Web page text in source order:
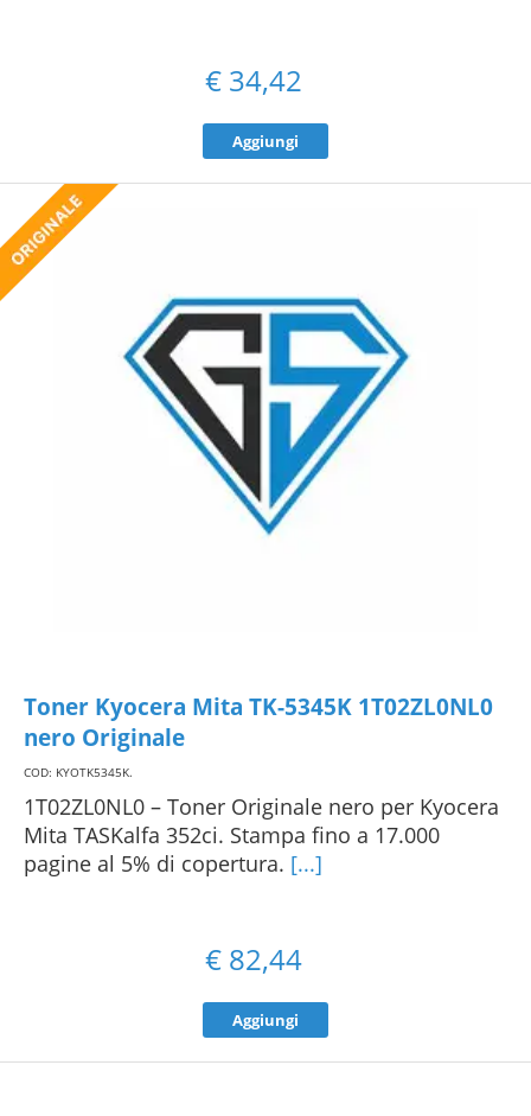
€ 34,42
Aggiungi
Toner Kyocera Mita TK-5345K 1T02ZL0NL0
nero Originale
COD: KYOTK5345K.
1T02ZL0NL0 – Toner Originale nero per Kyocera
Mita TASKalfa 352ci. Stampa fino a 17.000
pagine al 5% di copertura. [...]
€ 82,44
Aggiungi